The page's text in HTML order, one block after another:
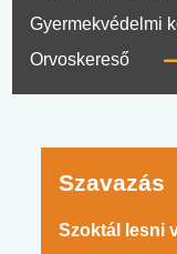
Gyermekvédelmi
Orvoskereső
Szavazás
Szoktál lesni